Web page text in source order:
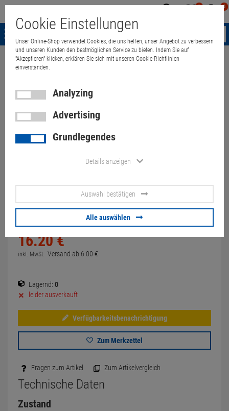
0 0
Menü
Weiter einkaufen
HP Compaq NC6400 Core 2
Duo T5600 1,83GHz 2GB
Combo Teildefekt, Teile fehlen
14,1 Zoll, WXGA 1280x800, , Tastaturlayout: norwegisch, ohne
Festplatte (Anschluss defekt), Netzteil fehlt, Akku defekt
16.20 €
inkl. MwSt. Versand ab 6. 00 €
Lagernd: 0
leider ausverkauft
Verfügbarkeitsbenachrichtigung
Zum Merkzettel
Fragen zum Artikel Zum Artikelvergleich
Technische Daten
Zustand
Cookie Einstellungen
Unser Online-Shop verwendet Cookies, die uns helfen, unser Angebot zu verbessern
und unseren Kunden den bestmöglichen Service zu bieten. Indem Sie auf
"Akzeptieren" klicken, erklären Sie sich mit unseren Cookie-Richtlinien
einverstanden.
Analyzing
Advertising
Grundlegendes
Details anzeigen
Auswahl bestätigen
Alle auswählen